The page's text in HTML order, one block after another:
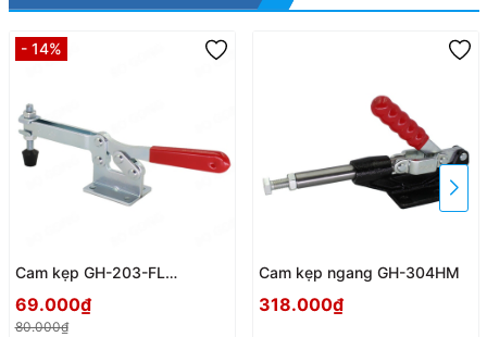
- 14%
Cam kẹp GH-203-FL
69.000₫
80.000₫
Cam kẹp ngang GH-304HM
318.000₫